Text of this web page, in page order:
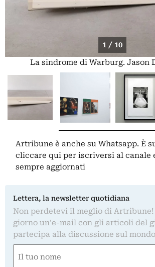
1 / 10
La sindrome di Warburg. Jason
Artribune è anche su Whatsapp. È
cliccare qui per iscriversi al canale
sempre aggiornati
Lettera, la newsletter quotidiana
Non perdetevi il meglio di
giorno un'e-mail con gli articoli del
partecipa alla discussione sul
(Required)